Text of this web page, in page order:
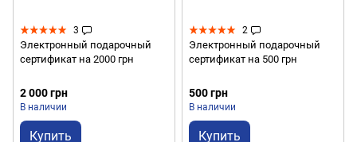
3
Электронный подарочный
сертификат на 2000 грн
2 000 грн
В наличии
Купить
2
Электронный подарочный
сертификат на 500 грн
500 грн
В наличии
Купить